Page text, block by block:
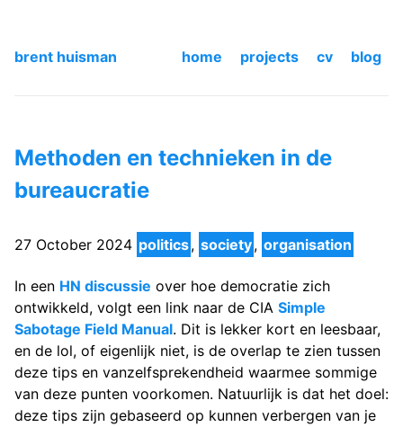
brent huisman home projects cv blog
Methoden en technieken in de
bureaucratie
27 October 2024 politics, society, organisation
In een HN discussie over hoe democratie zich
ontwikkeld, volgt een link naar de CIA Simple
Sabotage Field Manual. Dit is lekker kort en leesbaar,
en de lol, of eigenlijk niet, is de overlap te zien tussen
deze tips en vanzelfsprekendheid waarmee sommige
van deze punten voorkomen. Natuurlijk is dat het doel:
deze tips zijn gebaseerd op kunnen verbergen van je